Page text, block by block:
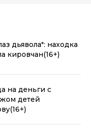
дьявола": находка
кировчан(16+)
на деньги с
детей
(16+)